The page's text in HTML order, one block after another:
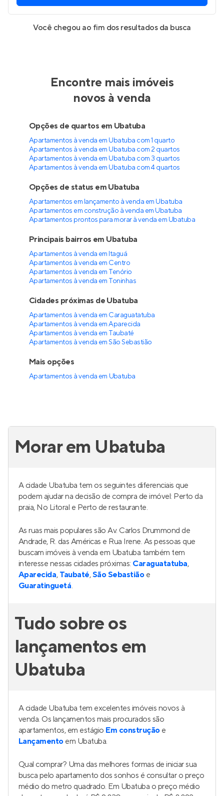
Você chegou ao fim dos resultados da busca
Encontre mais imóveis
novos à venda
Opções de quartos em Ubatuba
Apartamentos à venda em Ubatuba com 1 quarto
Apartamentos à venda em Ubatuba com 2 quartos
Apartamentos à venda em Ubatuba com 3 quartos
Apartamentos à venda em Ubatuba com 4 quartos
Opções de status em Ubatuba
Apartamentos em lançamento à venda em Ubatuba
Apartamentos em construção à venda em Ubatuba
Apartamentos prontos para morar à venda em Ubatuba
Principais bairros em Ubatuba
Apartamentos à venda em Itaguá
Apartamentos à venda em Centro
Apartamentos à venda em Tenório
Apartamentos à venda em Toninhas
Cidades próximas de Ubatuba
Apartamentos à venda em Caraguatatuba
Apartamentos à venda em Aparecida
Apartamentos à venda em Taubaté
Apartamentos à venda em São Sebastião
Mais opções
Apartamentos à venda em Ubatuba
Morar em Ubatuba
A cidade Ubatuba tem os seguintes diferenciais que
podem ajudar na decisão de compra de imóvel: Perto da
praia, No Litoral e Perto de restaurante.
As ruas mais populares são Av. Carlos Drummond de
Andrade, R. das Américas e Rua Irene. As pessoas que
buscam imóveis à venda em Ubatuba também tem
interesse nessas cidades próximas: Caraguatatuba,
Aparecida, Taubaté,São Sebastiãoe
Guaratinguetá.
Tudo sobre os
lançamentos em
Ubatuba
A cidade Ubatuba tem excelentes imóveis novos à
venda. Os lançamentos mais procurados são
apartamentos, em estágio Em construçãoe
Lançamento em Ubatuba.
Qual comprar? Uma das melhores formas de iniciar sua
busca pelo apartamento dos sonhos é consultar o preço
médio do metro quadrado. Em Ubatuba o preço médio